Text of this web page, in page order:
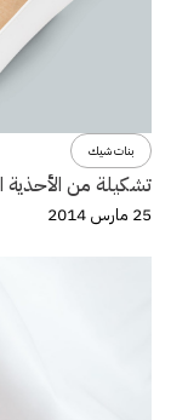
بنات شيك
تشكيلة من الأحذية
25 مارس 2014